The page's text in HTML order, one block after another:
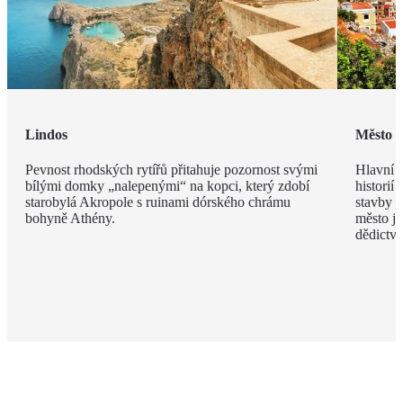
Lindos
Pevnost rhodských rytířů přitahuje pozornost svými
bílými domky „nalepenými“ na kopci, který zdobí
starobylá Akropole s ruinami dórského chrámu
bohyně Athény.
Město
Hlavní
historií
stavby
město